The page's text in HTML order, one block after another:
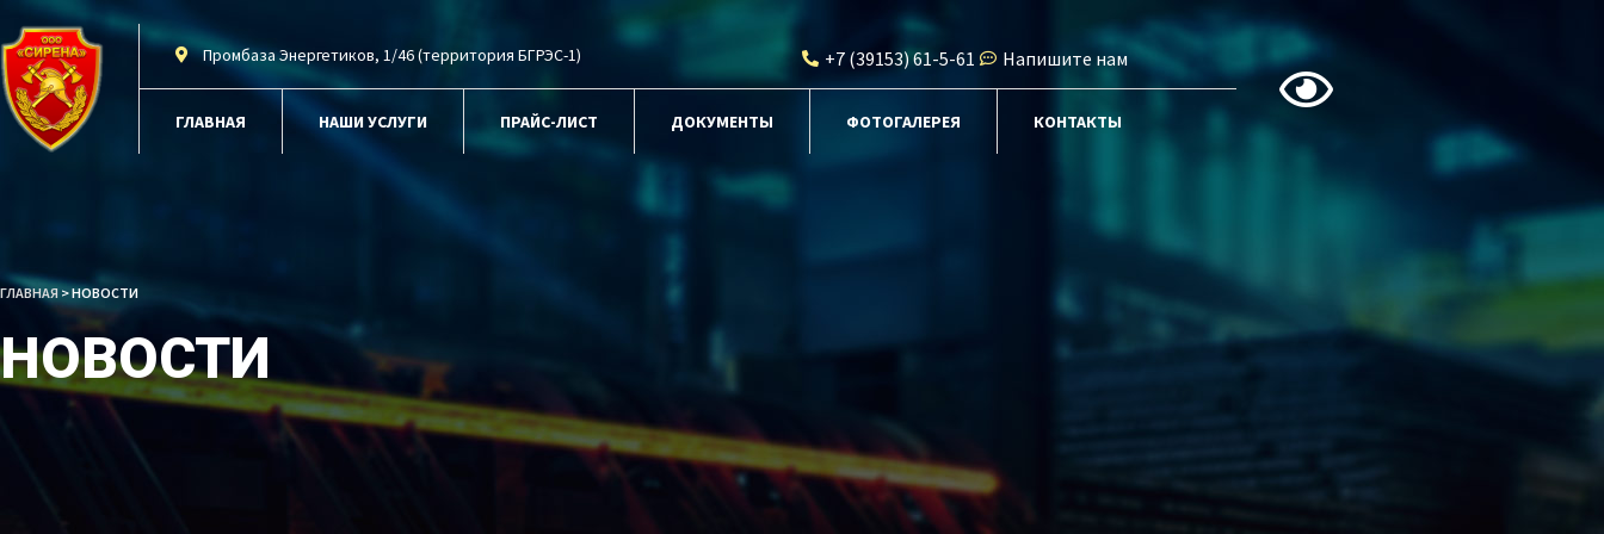
Промбаза Энергетиков, 1/46 (территория БГРЭС-1) +7 (39153) 61-5-61 Напишите нам
ГЛАВНАЯ НАШИ УСЛУГИ ПРАЙС-ЛИСТ ДОКУМЕНТЫ ФОТОГАЛЕРЕЯ КОНТАКТЫ
ГЛАВНАЯ >НОВОСТИ
НОВОСТИ